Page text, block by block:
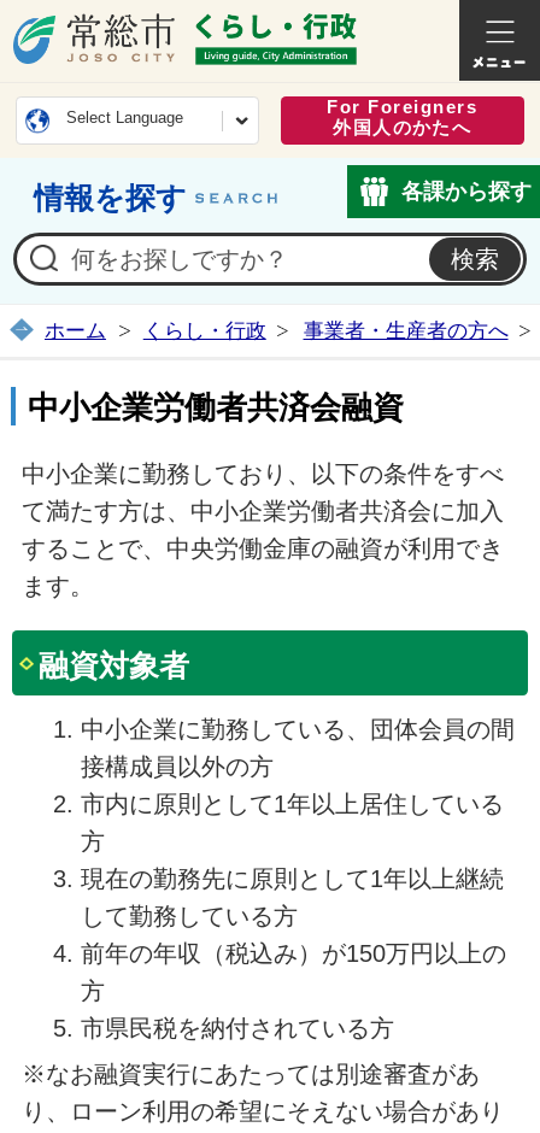
常総市公式ホームページ
くらし
Select Language
For Foreigners
外国人のかたへ
情報を探す 各課から探す
ホーム くらし・行政 事業者・生産者の方へ
中小企業労働者共済会融資
中小企業に勤務しており、以下の条件をすべ
て満たす方は、中小企業労働者共済会に加入
することで、中央労働金庫の融資が利用でき
ます。
融資対象者
中小企業に勤務している、団体会員の間
接構成員以外の方
市内に原則として1年以上居住している
方
現在の勤務先に原則として1年以上継続
して勤務している方
前年の年収（税込み）が150万円以上の
方
市県民税を納付されている方
※なお融資実行にあたっては別途審査があ
り、ローン利用の希望にそえない場合があり